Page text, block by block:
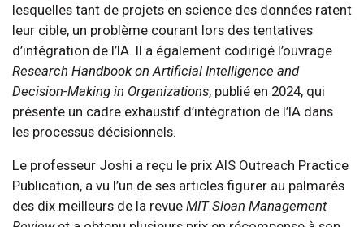
lesquelles tant de projets en science des données ratent
leur cible, un problème courant lors des tentatives
d’intégration de l’IA. Il a également codirigé l’ouvrage
Research Handbook on Artificial Intelligence and
Decision-Making in Organizations, publié en 2024, qui
présente un cadre exhaustif d’intégration de l’IA dans
les processus décisionnels.
Le professeur Joshi a reçu le prix AIS Outreach Practice
Publication, a vu l’un de ses articles figurer au palmarès
des dix meilleurs de la revue MIT Sloan Management